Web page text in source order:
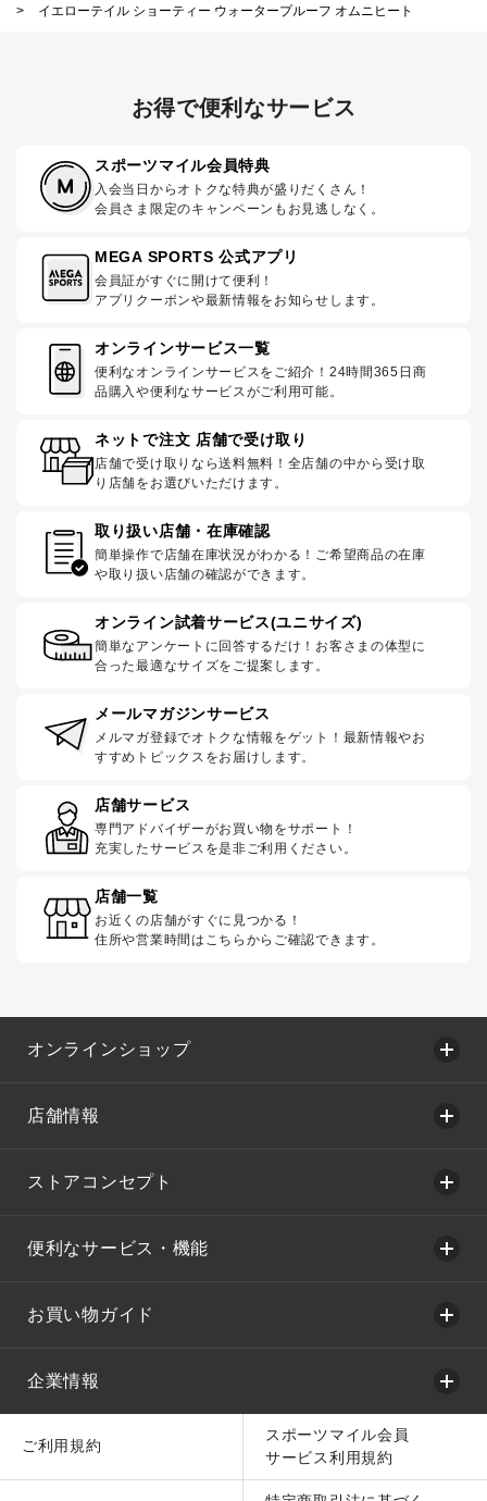
>
イエローテイル ショーティー ウォータープルーフ オムニヒート
お得で便利なサービス
スポーツマイル会員特典
入会当日からオトクな特典が盛りだくさん！
会員さま限定のキャンペーンもお見逃しなく。
MEGA SPORTS 公式アプリ
会員証がすぐに開けて便利！
アプリクーポンや最新情報をお知らせします。
オンラインサービス一覧
便利なオンラインサービスをご紹介！24時間365日商
品購入や便利なサービスがご利用可能。
ネットで注文 店舗で受け取り
店舗で受け取りなら送料無料！全店舗の中から受け取
り店舗をお選びいただけます。
取り扱い店舗・在庫確認
簡単操作で店舗在庫状況がわかる！ご希望商品の在庫
や取り扱い店舗の確認ができます。
オンライン試着サービス(ユニサイズ)
簡単なアンケートに回答するだけ！お客さまの体型に
合った最適なサイズをご提案します。
メールマガジンサービス
メルマガ登録でオトクな情報をゲット！最新情報やお
すすめトピックスをお届けします。
店舗サービス
専門アドバイザーがお買い物をサポート！
充実したサービスを是非ご利用ください。
店舗一覧
お近くの店舗がすぐに見つかる！
住所や営業時間はこちらからご確認できます。
オンラインショップ
店舗情報
ストアコンセプト
便利なサービス・機能
お買い物ガイド
企業情報
ご利用規約
スポーツマイル会員
サービス利用規約